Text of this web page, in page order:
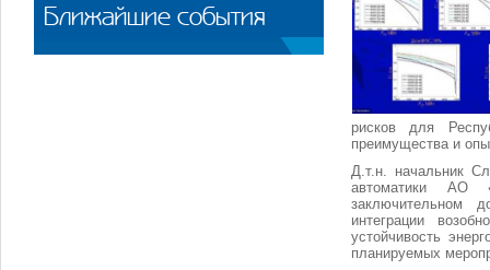
рисков для
преимущества и
Д.т.н. начальник
автоматики
заключительном
интеграции
устойчивость
планируемых
Ближайшие события